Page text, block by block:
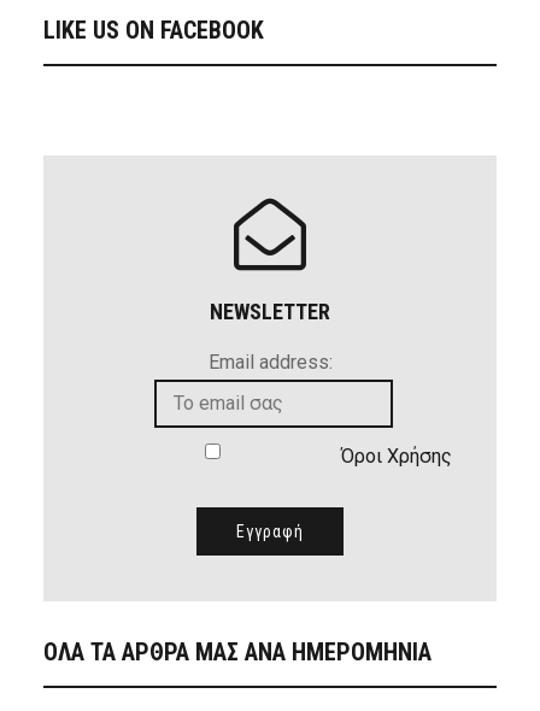
LIKE US ON FACEBOOK
NEWSLETTER
Email address:
Όροι Χρήσης
ΟΛΑ ΤΑ ΑΡΘΡΑ ΜΑΣ ΑΝΑ ΗΜΕΡΟΜΗΝΙΑ